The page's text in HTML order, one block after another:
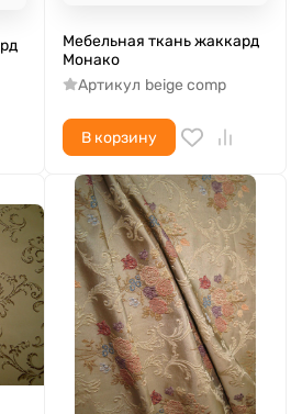
Мебельная ткань жаккард
Монако
Артикул beige comp
В корзину